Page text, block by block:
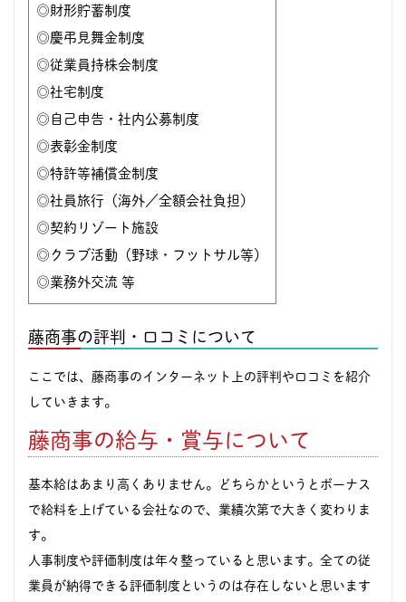
◎財形貯蓄制度
◎慶弔見舞金制度
◎従業員持株会制度
◎社宅制度
◎自己申告・社内公募制度
◎表彰金制度
◎特許等補償金制度
◎社員旅行（海外／全額会社負担）
◎契約リゾート施設
◎クラブ活動（野球・フットサル等）
◎業務外交流 等
藤商事の評判・口コミについて
ここでは、藤商事のインターネット上の評判や口コミを紹介
していきます。
藤商事の給与・賞与について
基本給はあまり高くありません。どちらかというとボーナス
で給料を上げている会社なので、業績次第で大きく変わりま
す。
人事制度や評価制度は年々整っていると思います。全ての従
業員が納得できる評価制度というのは存在しないと思います